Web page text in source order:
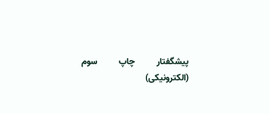
پيشگفتار چاپ سوم
(الکترونيکی)